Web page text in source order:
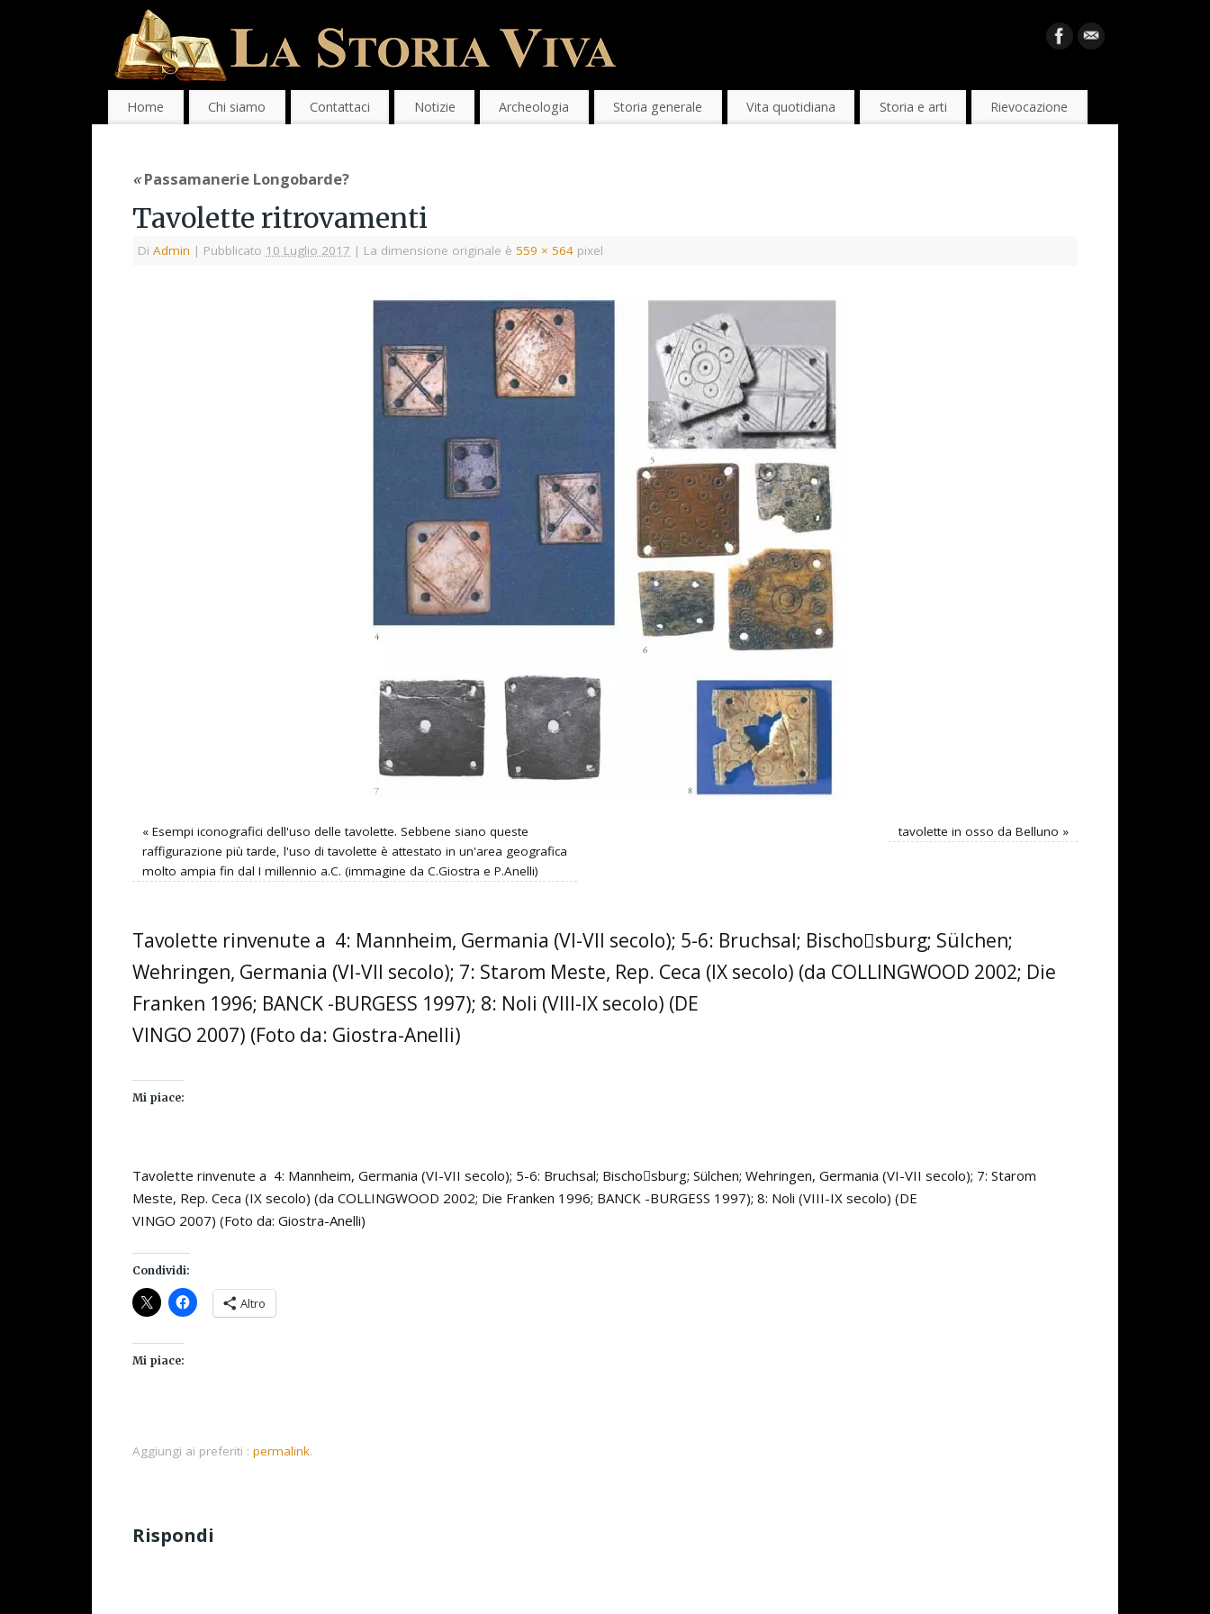
Home Chi siamo Contattaci Notizie Archeologia Storia generale Vita quotidiana Storia e arti Rievocazione
«Passamanerie Longobarde?
Tavolette ritrovamenti
Di Admin | Pubblicato 10 Luglio 2017 | La dimensione originale è 559 × 564 pixel
« Esempi iconografici dell'uso delle tavolette. Sebbene siano queste
raffigurazione più tarde, l'uso di tavolette è attestato in un'area geografica
molto ampia fin dal I millennio a.C. (immagine da C.Giostra e P.Anelli)
tavolette in osso da Belluno »
Tavolette rinvenute a 4: Mannheim, Germania (VI-VII secolo); 5-6: Bruchsal; Bischosburg; Sülchen;
Wehringen, Germania (VI-VII secolo); 7: Starom Meste, Rep. Ceca (IX secolo) (da COLLINGWOOD 2002; Die
Franken 1996; BANCK -BURGESS 1997); 8: Noli (VIII-IX secolo) (DE
VINGO 2007) (Foto da: Giostra-Anelli)
Mi piace:
Tavolette rinvenute a 4: Mannheim, Germania (VI-VII secolo); 5-6: Bruchsal; Bischosburg; Sülchen; Wehringen, Germania (VI-VII secolo); 7: Starom
Meste, Rep. Ceca (IX secolo) (da COLLINGWOOD 2002; Die Franken 1996; BANCK -BURGESS 1997); 8: Noli (VIII-IX secolo) (DE
VINGO 2007) (Foto da: Giostra-Anelli)
Condividi:
Altro
Mi piace:
Aggiungi ai preferiti : permalink.
Rispondi